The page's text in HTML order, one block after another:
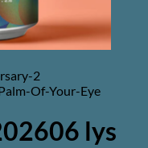
kurven.
lys